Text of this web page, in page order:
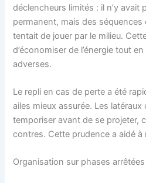
déclencheurs limités : il n’y avait
permanent, mais des séquences
tentait de jouer par le milieu.
d’économiser de l’énergie tout
adverses.
Le repli en cas de perte a été
ailes mieux assurée. Les
temporiser avant de se projeter,
contres. Cette prudence a aidé
Organisation sur phases arrêtées